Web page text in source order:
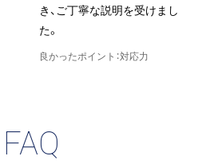
し
た。
良かったポイント：評判
FAQ